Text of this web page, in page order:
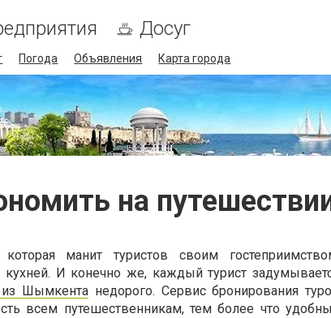
Досуг
Погода Объявления Карта города
на
манит туристов своим
И конечно же, каждый турист
Шымкента недорого. Сервис бронирования
всем путешественникам, тем более что